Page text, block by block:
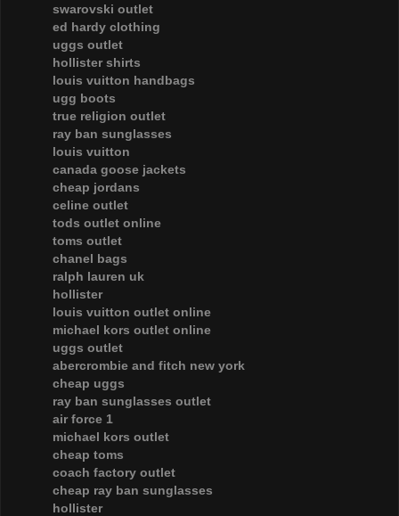
swarovski outlet
ed hardy clothing
uggs outlet
hollister shirts
louis vuitton handbags
ugg boots
true religion outlet
ray ban sunglasses
louis vuitton
canada goose jackets
cheap jordans
celine outlet
tods outlet online
toms outlet
chanel bags
ralph lauren uk
hollister
louis vuitton outlet online
michael kors outlet online
uggs outlet
abercrombie and fitch new york
cheap uggs
ray ban sunglasses outlet
air force 1
michael kors outlet
cheap toms
coach factory outlet
cheap ray ban sunglasses
hollister